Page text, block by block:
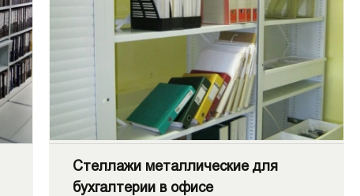
Стеллажи металлические для
бухгалтерии в офисе